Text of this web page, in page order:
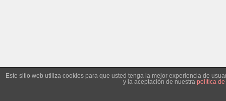
Este sitio web utiliza cookies para que usted tenga la mejor experiencia de
y la aceptación de nuestra política